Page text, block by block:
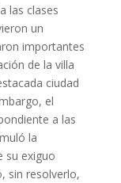
las clases
un
importantes
de la villa
ciudad
el
a las
la
su exiguo
sin resolverlo,